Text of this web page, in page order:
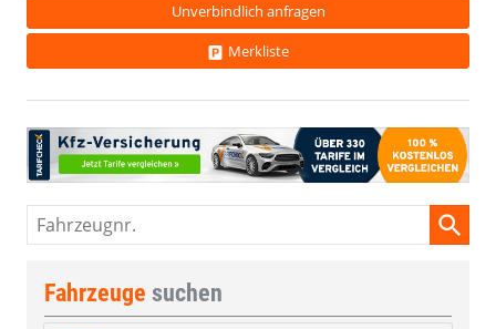
Unverbindlich anfragen
Merkliste
Fahrzeugnr.
Fahrzeuge suchen